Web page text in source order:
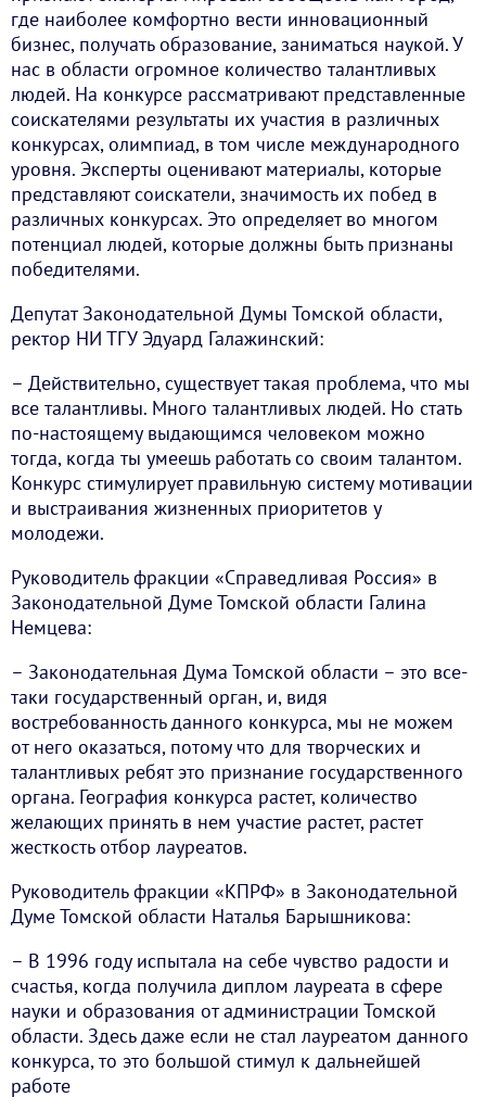
где наиболее комфортно вести инновационный
бизнес, получать образование, заниматься наукой. У
нас в области огромное количество талантливых
людей. На конкурсе рассматривают представленные
соискателями результаты их участия в различных
конкурсах, олимпиад, в том числе международного
уровня. Эксперты оценивают материалы, которые
представляют соискатели, значимость их побед в
различных конкурсах. Это определяет во многом
потенциал людей, которые должны быть признаны
победителями.
Депутат Законодательной Думы Томской области,
ректор НИ ТГУ Эдуард Галажинский:
– Действительно, существует такая проблема, что мы
все талантливы. Много талантливых людей. Но стать
по-настоящему выдающимся человеком можно
тогда, когда ты умеешь работать со своим талантом.
Конкурс стимулирует правильную систему мотивации
и выстраивания жизненных приоритетов у
молодежи.
Руководитель фракции «Справедливая Россия» в
Законодательной Думе Томской области Галина
Немцева:
– Законодательная Дума Томской области – это все-
таки государственный орган, и, видя
востребованность данного конкурса, мы не можем
от него оказаться, потому что для творческих и
талантливых ребят это признание государственного
органа. География конкурса растет, количество
желающих принять в нем участие растет, растет
жесткость отбор лауреатов.
Руководитель фракции «КПРФ» в Законодательной
Думе Томской области Наталья Барышникова:
– В 1996 году испытала на себе чувство радости и
счастья, когда получила диплом лауреата в сфере
науки и образования от администрации Томской
области. Здесь даже если не стал лауреатом данного
конкурса, то это большой стимул к дальнейшей
работе